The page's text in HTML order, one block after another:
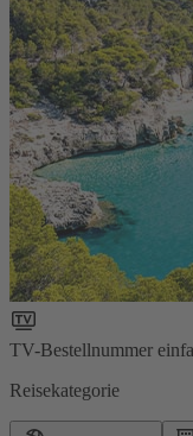
TV-Bestellnummer
Reisekategorie